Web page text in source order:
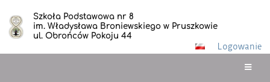
Szkoła Podstawowa nr 8
im. Władysława Broniewskiego w Pruszkowie
ul. Obrońców Pokoju 44
Logowanie